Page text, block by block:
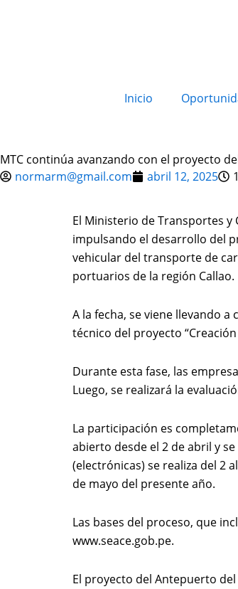
Inicio
MTC continúa avanzando con el proyecto
normarm@gmail.com
abril 12, 2025
El Ministerio de Transportes y
impulsando el desarrollo del
vehicular del transporte de
portuarios de la región Callao.
A la fecha, se viene llevando
técnico del proyecto
Durante esta fase, las
Luego, se realizará la
La participación es
abierto desde el 2 de abril y
(electrónicas) se realiza del 2
de mayo del presente año.
Las bases del proceso, que
www.seace.gob.pe.
El proyecto del Antepuerto